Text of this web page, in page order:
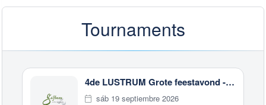
Tournaments
4de LUSTRUM Grote feestavond -20 jaar
sáb 19 septiembre 2026